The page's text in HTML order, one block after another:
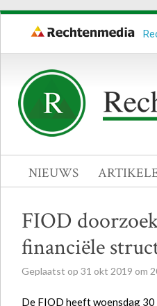
NIEUWS
FIOD
financiële
Geplaatst op 31 okt 2019 om
De FIOD heeft woensdag 30